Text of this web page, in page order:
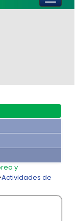
y
Actividades de